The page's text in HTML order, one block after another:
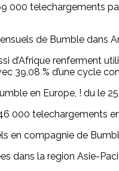
000 telechargements
de Bumble dans
d’Afrique renferment
39,08 % d’une cycle
en Europe, ! du le
000 telechargements
en compagnie de
la region Asie-